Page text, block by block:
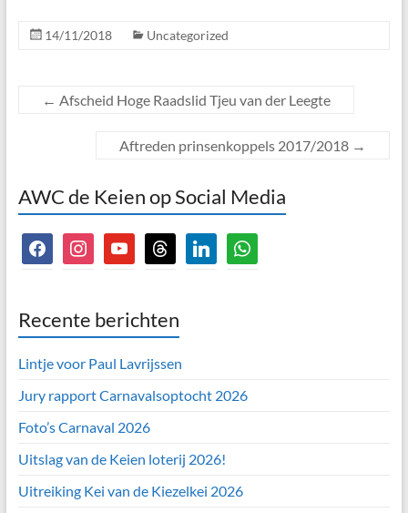
14/11/2018 Uncategorized
← Afscheid Hoge Raadslid Tjeu van der Leegte
Aftreden prinsenkoppels 2017/2018 →
AWC de Keien op Social Media
facebookinstagramyoutubethreads linkedinwhatsapp
Recente berichten
Lintje voor Paul Lavrijssen
Jury rapport Carnavalsoptocht 2026
Foto’s Carnaval 2026
Uitslag van de Keien loterij 2026!
Uitreiking Kei van de Kiezelkei 2026